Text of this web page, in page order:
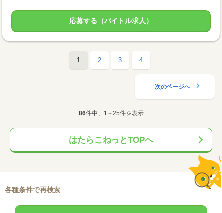
応募する（バイトル求人）
1 2 3 4
次のページへ
86件中、1～25件を表示
はたらこねっとTOPへ
各種条件で再検索